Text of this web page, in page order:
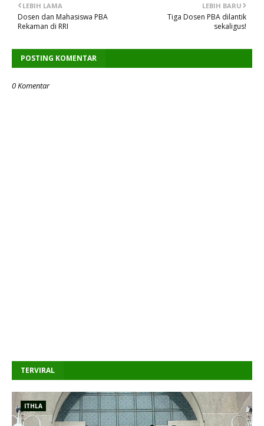
LEBIH BARU
Tiga Dosen PBA dilantik
sekaligus!
LEBIH LAMA
Dosen dan Mahasiswa PBA
Rekaman di RRI
POSTING KOMENTAR
0 Komentar
TERVIRAL
ITHLA